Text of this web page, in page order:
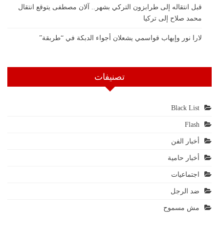
قبل انتقاله إلى طرابزون التركي بشهر.. آلان مصطفى يتوقع انتقال
محمد صلاح إلى تركيا
لارا نور وإيهاب قواسمي يشعلان أجواء الدبكة في “طربقة”
تصنيفات
Black List
Flash
أخبار الفن
أخبار حامية
اجتماعيات
ضد الرجل
مش مسموح